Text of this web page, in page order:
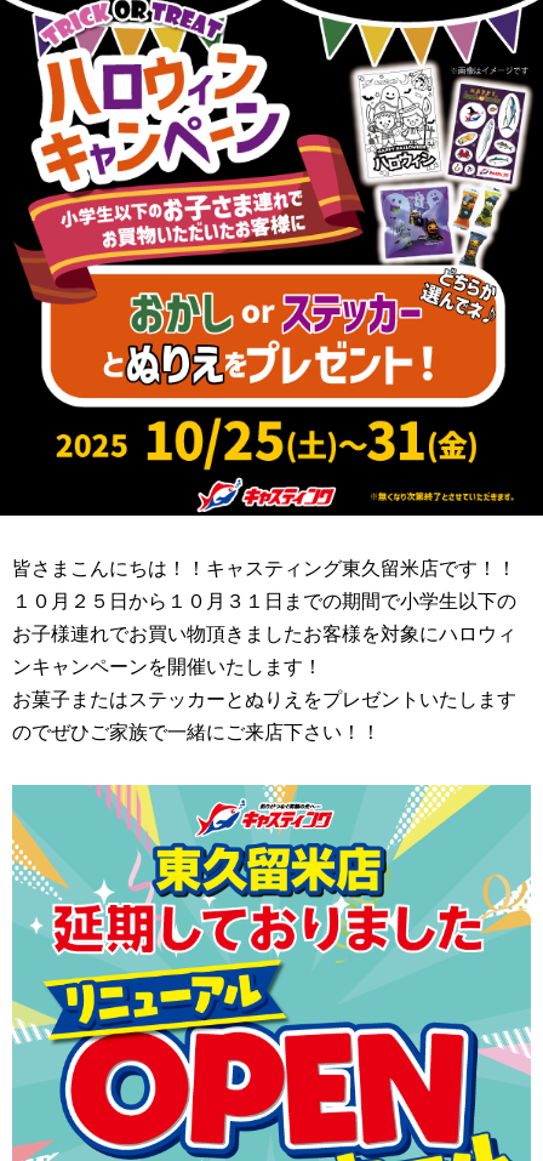
皆さまこんにちは！！キャスティング東久留米店です！！
１０月２５日から１０月３１日までの期間で小学生以下の
お子様連れでお買い物頂きましたお客様を対象にハロウィ
ンキャンペーンを開催いたします！
お菓子またはステッカーとぬりえをプレゼントいたします
のでぜひご家族で一緒にご来店下さい！！